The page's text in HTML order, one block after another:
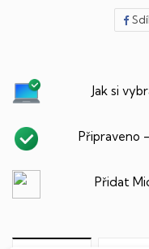
Jak si
Připraveno
Přidat